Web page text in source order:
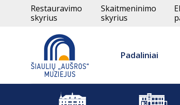
Restauravimo
skyrius
Skaitmeninimo
skyrius
Padaliniai